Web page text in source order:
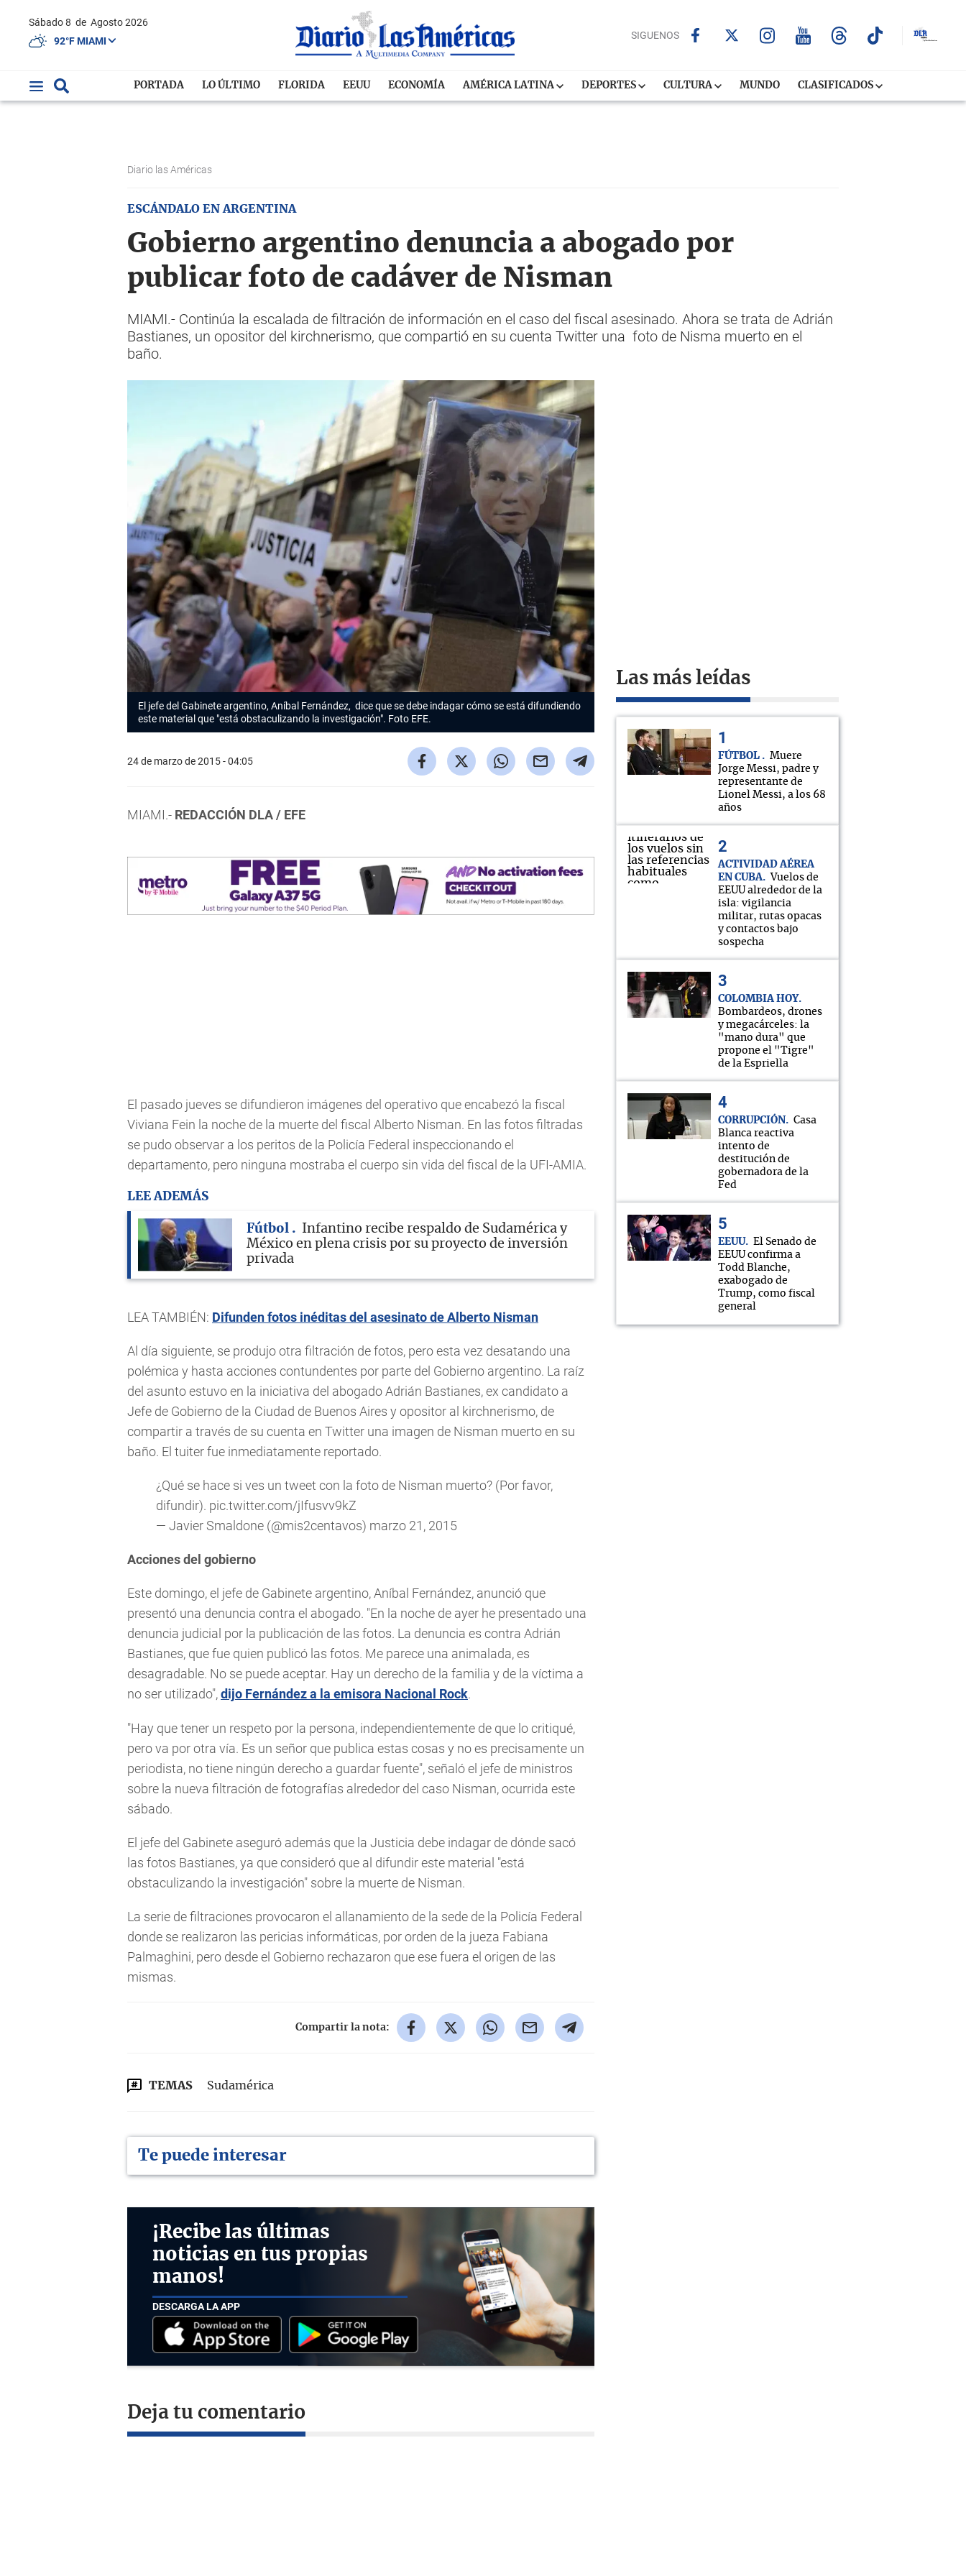
Sábado 8 de Agosto 2026
92°F MIAMI
SIGUENOS
PORTADA LO ÚLTIMO FLORIDA EEUU ECONOMÍA AMÉRICA LATINA DEPORTES CULTURA MUNDO CLASIFICADOS
Diario las Américas
ESCÁNDALO EN ARGENTINA
Gobierno argentino denuncia a abogado por
publicar foto de cadáver de Nisman
MIAMI.- Continúa la escalada de filtración de información en el caso del fiscal asesinado. Ahora se trata de Adrián
Bastianes, un opositor del kirchnerismo, que compartió en su cuenta Twitter una foto de Nisma muerto en el
baño.
El jefe del Gabinete argentino, Aníbal Fernández, dice que se debe indagar cómo se está difundiendo
este material que "está obstaculizando la investigación". Foto EFE.
24 de marzo de 2015 - 04:05
MIAMI.- REDACCIÓN DLA / EFE
El pasado jueves se difundieron imágenes del operativo que encabezó la fiscal
Viviana Fein la noche de la muerte del fiscal Alberto Nisman. En las fotos filtradas
se pudo observar a los peritos de la Policía Federal inspeccionando el
departamento, pero ninguna mostraba el cuerpo sin vida del fiscal de la UFI-AMIA.
LEE ADEMÁS
Fútbol
Infantino recibe respaldo de Sudamérica y
México en plena crisis por su proyecto de inversión
privada
LEA TAMBIÉN: Difunden fotos inéditas del asesinato de Alberto Nisman
Al día siguiente, se produjo otra filtración de fotos, pero esta vez desatando una
polémica y hasta acciones contundentes por parte del Gobierno argentino. La raíz
del asunto estuvo en la iniciativa del abogado Adrián Bastianes, ex candidato a
Jefe de Gobierno de la Ciudad de Buenos Aires y opositor al kirchnerismo, de
compartir a través de su cuenta en Twitter una imagen de Nisman muerto en su
baño. El tuiter fue inmediatamente reportado.
¿Qué se hace si ves un tweet con la foto de Nisman muerto? (Por favor,
difundir). pic.twitter.com/jIfusvv9kZ
— Javier Smaldone (@mis2centavos) marzo 21, 2015
Acciones del gobierno
Este domingo, el jefe de Gabinete argentino, Aníbal Fernández, anunció que
presentó una denuncia contra el abogado. "En la noche de ayer he presentado una
denuncia judicial por la publicación de las fotos. La denuncia es contra Adrián
Bastianes, que fue quien publicó las fotos. Me parece una animalada, es
desagradable. No se puede aceptar. Hay un derecho de la familia y de la víctima a
no ser utilizado",dijo Fernández a la emisora Nacional Rock.
"Hay que tener un respeto por la persona, independientemente de que lo critiqué,
pero va por otra vía. Es un señor que publica estas cosas y no es precisamente un
periodista, no tiene ningún derecho a guardar fuente", señaló el jefe de ministros
sobre la nueva filtración de fotografías alrededor del caso Nisman, ocurrida este
sábado.
El jefe del Gabinete aseguró además que la Justicia debe indagar de dónde sacó
las fotos Bastianes, ya que consideró que al difundir este material "está
obstaculizando la investigación" sobre la muerte de Nisman.
La serie de filtraciones provocaron el allanamiento de la sede de la Policía Federal
donde se realizaron las pericias informáticas, por orden de la jueza Fabiana
Palmaghini, pero desde el Gobierno rechazaron que ese fuera el origen de las
mismas.
Compartir la nota:
TEMAS Sudamérica
Te puede interesar
¡Recibe las últimas
noticias en tus propias
manos!
DESCARGA LA APP
Deja tu comentario
Las más leídas
FÚTBOL
Muere
Jorge Messi, padre y
representante de
Lionel Messi, a los 68
años
ACTIVIDAD AÉREA
EN CUBA
Vuelos de
EEUU alrededor de la
isla: vigilancia
militar, rutas opacas
y contactos bajo
sospecha
COLOMBIA HOY
Bombardeos, drones
y megacárceles: la
"mano dura" que
propone el "Tigre"
de la Espriella
CORRUPCIÓN
Casa
Blanca reactiva
intento de
destitución de
gobernadora de la
Fed
EEUU
El Senado de
EEUU confirma a
Todd Blanche,
exabogado de
Trump, como fiscal
general